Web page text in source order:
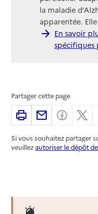
la maladie
apparentée.
En savoir
spécifiques
Partager cette page
ImprimerPartager par
Si vous souhaitez partager
veuillezautoriser le dépôt